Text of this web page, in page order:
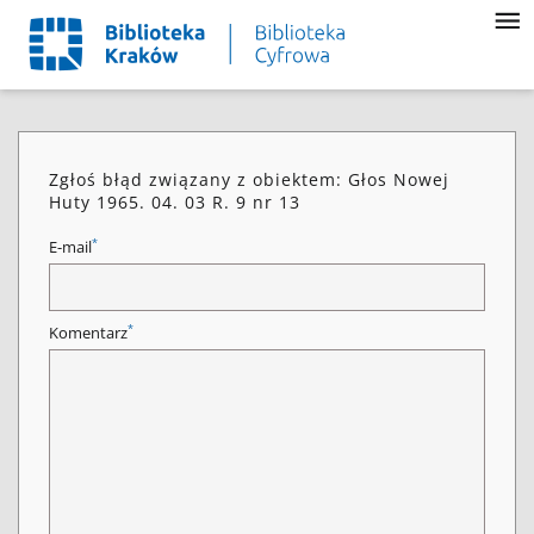
Zgłoś błąd związany z obiektem: Głos Nowej
Huty 1965. 04. 03 R. 9 nr 13
E-mail*
Komentarz*